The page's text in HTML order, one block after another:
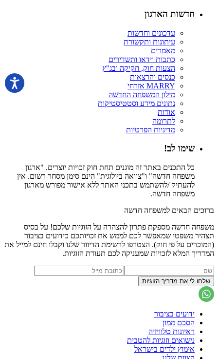
חדשות הארגון
עדכונים וחדשות
עיתונות ותקשורת
מאמרים
כתבות וידאו ותשדירים
הצעות חוק, חקיקה ובג"ץ
כנסים והרצאות
MARRY אזרחי
מילון המשפחה החדשה
נתונים מידע וסטטיסטיקות
אודות
לתרומה
מדיניות הפרטיות
שימו לב!
כל התכנים באתר זה מוגנים תחת חוק זכויות יוצרים. "ארגון
משפחה חדשה" ו"צוואה ביולוגית" הינם סימן מסחר רשום. אין
להעתיק /להשתמש בתכני האתר ללא אישור מפורש מארגון
משפחה חדשה.
ברוכים הבאים למשפחה חדשה
משפחה חדשה מספקת פתרון להצהרה על הזוגיות שלכם! על בסיס
תצהיר משפטי שמאפשר לכם לממש את זכויותכם כידועים בציבור
(המוכרים על פי חוק). הצטרפו לרשימת הדיוור שלנו וקבלו חינם למייל את
המדריך המלא לזכויות שמעניקה לכם תעודת הזוגיות.
ידועים בציבור
הסכם ממון
ראיונות טלוויזיה
נישואים וזוגיות להטבית
אימוץ ילדים בישראל